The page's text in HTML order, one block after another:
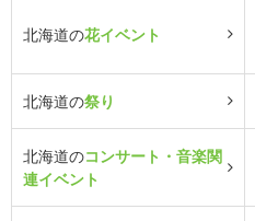
北海道の花イベント
北海道の祭り
北海道のコンサート・音楽関
連イベント